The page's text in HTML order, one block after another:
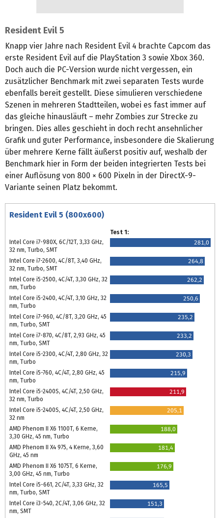
Resident Evil 5
Knapp vier Jahre nach Resident Evil 4 brachte Capcom das
erste Resident Evil auf die PlayStation 3 sowie Xbox 360.
Doch auch die PC-Version wurde nicht vergessen, ein
zusätzlicher Benchmark mit zwei separaten Tests wurde
ebenfalls bereit gestellt. Diese simulieren verschiedene
Szenen in mehreren Stadtteilen, wobei es fast immer auf
das gleiche hinausläuft – mehr Zombies zur Strecke zu
bringen. Dies alles geschieht in doch recht ansehnlicher
Grafik und guter Performance, insbesondere die Skalierung
über mehrere Kerne fällt äußerst positiv auf, weshalb der
Benchmark hier in Form der beiden integrierten Tests bei
einer Auflösung von 800 × 600 Pixeln in der DirectX-9-
Variante seinen Platz bekommt.
Resident Evil 5 (800x600)
Test 1:
Intel Core i7-980X, 6C/12T, 3,33 GHz,
32 nm, Turbo, SMT
281,0
Intel Core i7-2600, 4C/8T, 3,40 GHz,
32 nm, Turbo, SMT
264,8
Intel Core i5-2500, 4C/4T, 3,30 GHz, 32
nm, Turbo
262,2
Intel Core i5-2400, 4C/4T, 3,10 GHz, 32
nm, Turbo
250,6
Intel Core i7-960, 4C/8T, 3,20 GHz, 45
nm, Turbo, SMT
235,2
Intel Core i7-870, 4C/8T, 2,93 GHz, 45
nm, Turbo, SMT
233,2
Intel Core i5-2300, 4C/4T, 2,80 GHz, 32
nm, Turbo
230,3
Intel Core i5-760, 4C/4T, 2,80 GHz, 45
nm, Turbo
215,9
Intel Core i5-2400S, 4C/4T, 2,50 GHz,
32 nm, Turbo
211,9
Intel Core i5-2400S, 4C/4T, 2,50 GHz,
32 nm
205,1
AMD Phenom II X6 1100T, 6 Kerne,
3,30 GHz, 45 nm, Turbo
188,0
AMD Phenom II X4 975, 4 Kerne, 3,60
GHz, 45 nm
181,4
AMD Phenom II X6 1075T, 6 Kerne,
3,00 GHz, 45 nm, Turbo
176,9
Intel Core i5-661, 2C/4T, 3,33 GHz, 32
nm, Turbo, SMT
165,5
Intel Core i3-540, 2C/4T, 3,06 GHz, 32
nm, SMT
151,3